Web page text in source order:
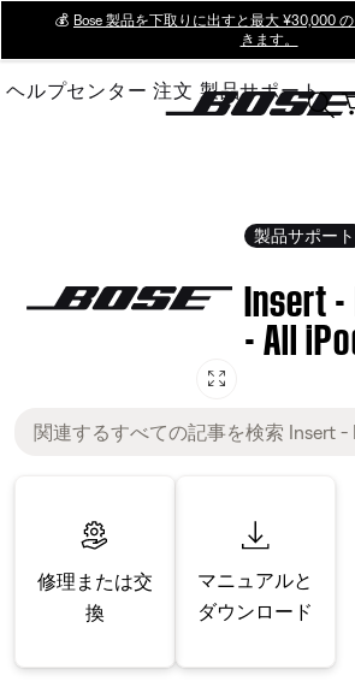
Main
💰 Bose 製品を下取りに出すと最大 ¥30,000
きます。
ヘルプセンター 注文 製品サポート
製品サポート
Insert -
- All
修理または交
換
マニュアルと
ダウンロード